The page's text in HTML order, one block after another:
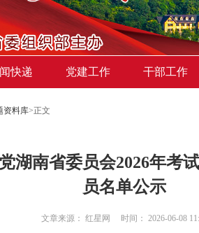
快递 党建工作 干部工作
资料库>正文
湖南省委员会2026年考
员名单公示
文章来源： 红星网 时间： 2026-06-08